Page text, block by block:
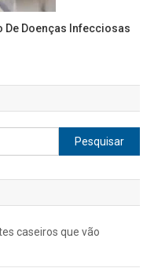
De Doenças Infecciosas
Pesquisar
por:
caseiros que vão